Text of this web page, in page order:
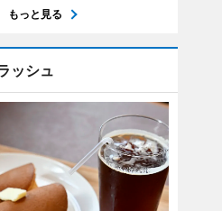
もっと見る
ッシュ